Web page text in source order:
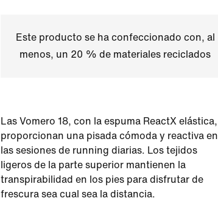
Este producto se ha confeccionado con, al
menos, un 20 % de materiales reciclados
Las Vomero 18, con la espuma ReactX elástica,
proporcionan una pisada cómoda y reactiva en
las sesiones de running diarias. Los tejidos
ligeros de la parte superior mantienen la
transpirabilidad en los pies para disfrutar de
frescura sea cual sea la distancia.